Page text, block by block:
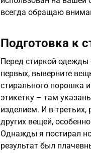
всегда обращаю
Подготовка к
Перед стиркой одежды
первых, выверните
стирального порошка
этикетку – там
изделием. И в-третьих,
других вещей,
Однажды я постирал
результат был